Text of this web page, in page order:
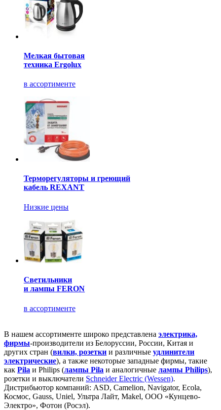
Мелкая бытовая
техника Ergolux
в ассортименте
Терморегуляторы и греющий
кабель REXANT
Низкие цены
Светильники
и лампы FERON
в ассортименте
В нашем ассортименте широко представлена электрика,
фирмы-производители из Белоруссии, России, Китая и
других стран (вилки, розетки и различные удлинители
электрические), а также некоторые западные фирмы, такие
как Pila и Philips (лампы Pila и аналогичные лампы Philips),
розетки и выключатели Schneider Electric (Wessen).
Дистрибьютор компаний: ASD, Camelion, Navigator, Ecola,
Космос, Gauss, Uniel, Ультра Лайт, Makel, ООО «Кунцево-
Электро», Фотон (Росэл).